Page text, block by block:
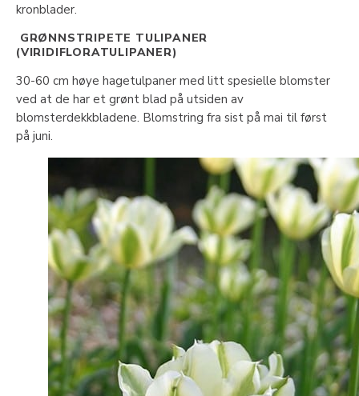
kronblader.
GRØNNSTRIPETE TULIPANER
(VIRIDIFLORATULIPANER)
30-60 cm høye hagetulpaner med litt spesielle blomster
ved at de har et grønt blad på utsiden av
blomsterdekkbladene. Blomstring fra sist på mai til først
på juni.